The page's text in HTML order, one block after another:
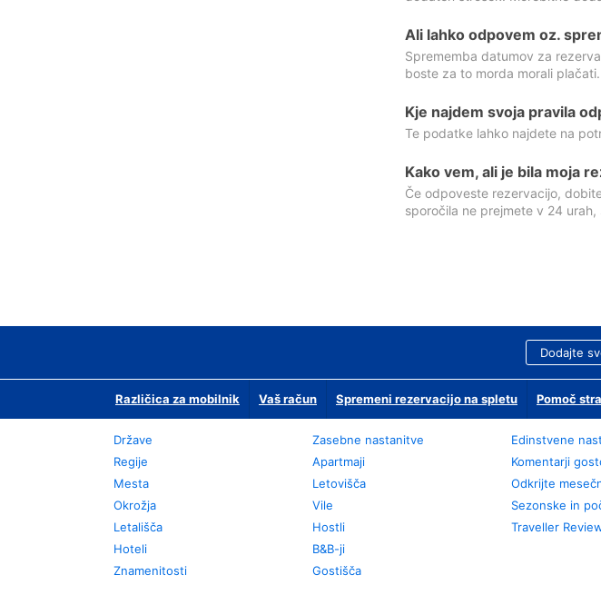
Ali lahko odpovem oz.
Sprememba datumov za
boste za to morda morali
Kje najdem svoja pravila
Te podatke lahko najdete na
Kako vem, ali je bila moja
Če odpoveste rezervacijo,
sporočila ne prejmete v 24
Dodajte
Različica za mobilnik Vaš račun Spremeni rezervacijo na spletu Pomoč
Države
Regije
Mesta
Okrožja
Letališča
Hoteli
Znamenitosti
Zasebne nastanitve
Apartmaji
Letovišča
Vile
Hostli
B&B-ji
Gostišča
Edinstvene
Komentarji
Odkrijte
Sezonske in
Traveller